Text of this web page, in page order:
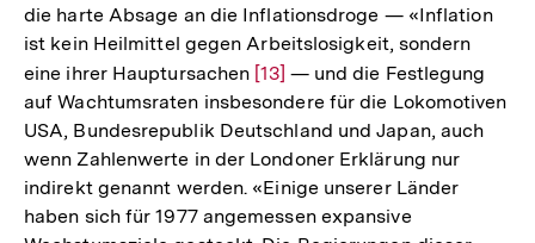
der
Fußnote
die harte Absage an die Inflationsdroge — «Inflation
ist kein Heilmittel gegen Arbeitslosigkeit, sondern
eine ihrer Hauptursachen Zur
Auflösung
der
Fußnote
[13] — und die Festlegung
auf Wachtumsraten insbesondere für die Lokomotiven
USA, Bundesrepublik Deutschland und Japan, auch
wenn Zahlenwerte in der Londoner Erklärung nur
indirekt genannt werden. «Einige unserer Länder
haben sich für 1977 angemessen expansive